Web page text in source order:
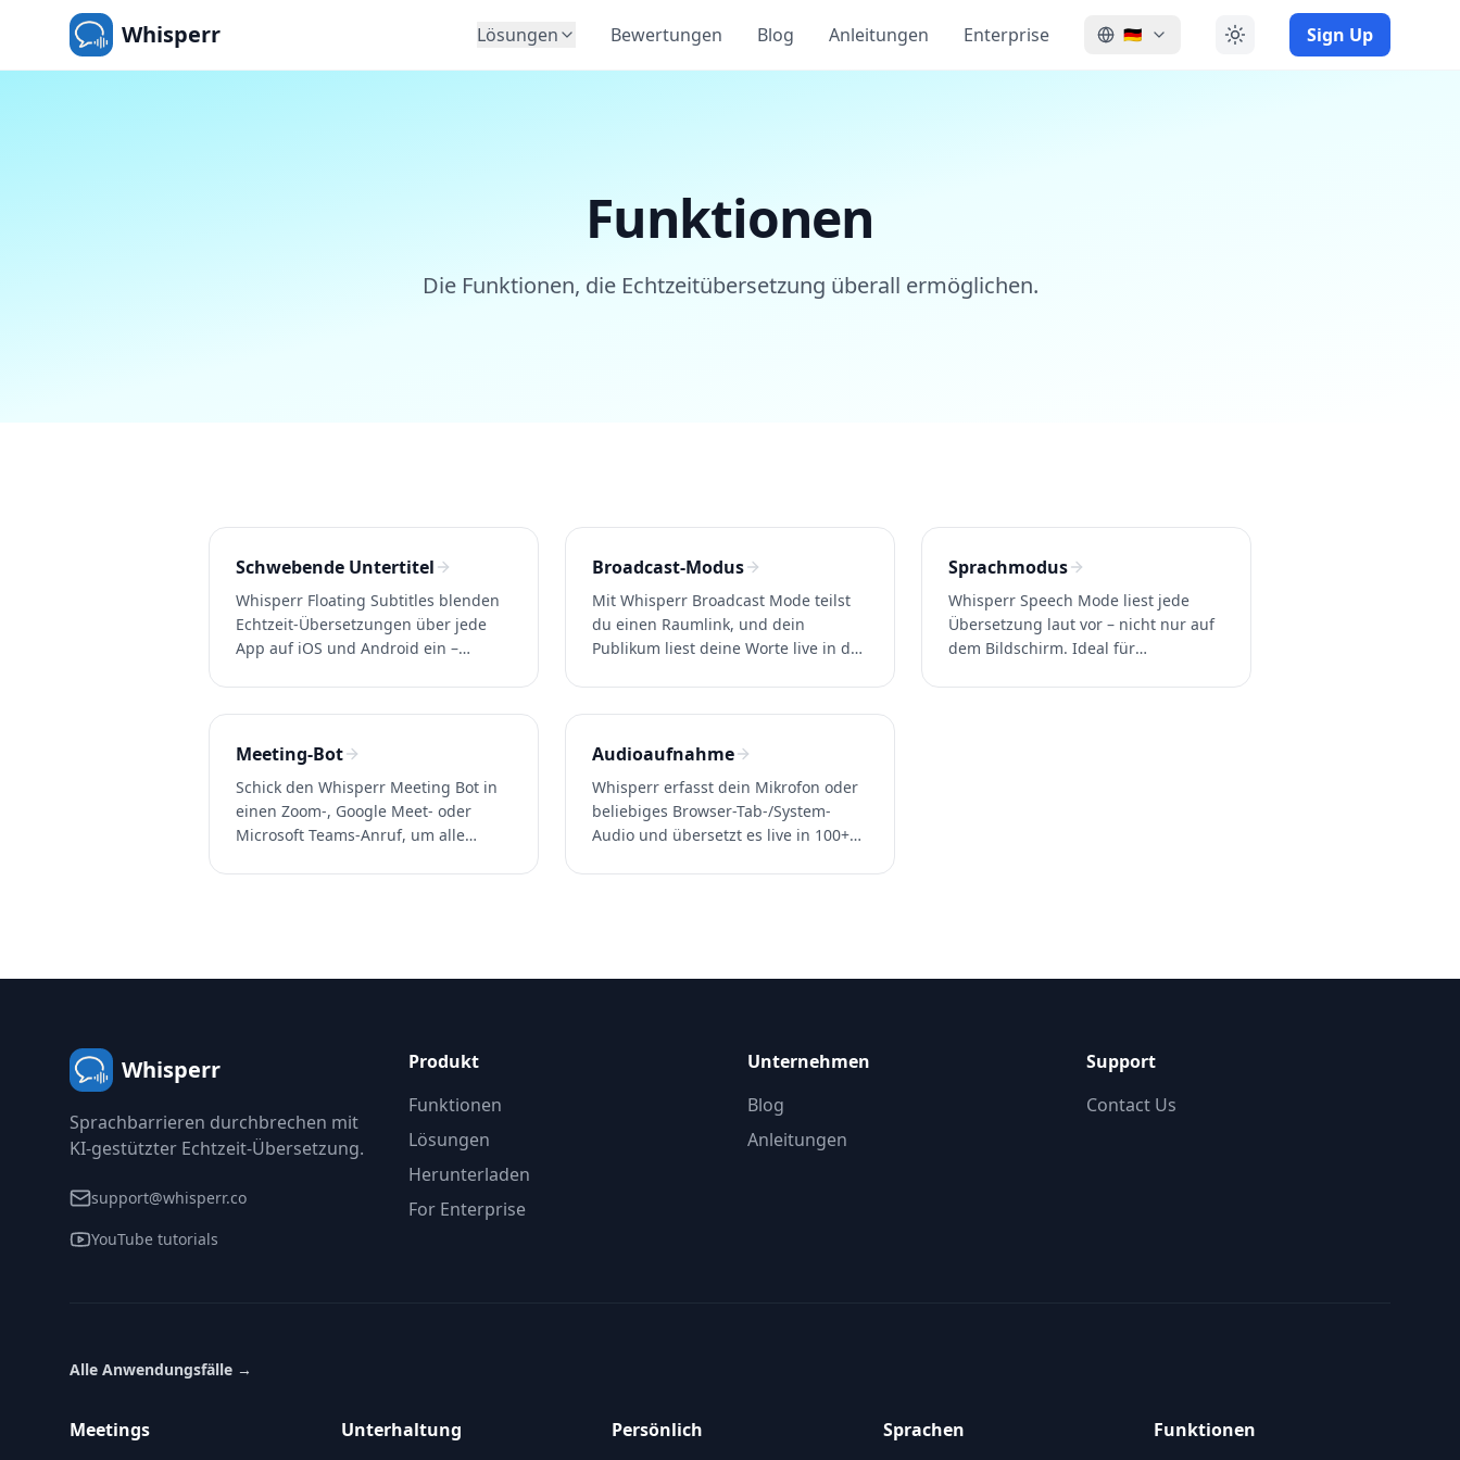
Whisperr Lösungen Bewertungen Blog Anleitungen Enterprise 🇩🇪 Sign Up
Funktionen
Die Funktionen, die Echtzeitübersetzung überall ermöglichen.
Schwebende Untertitel
Whisperr Floating Subtitles blenden
Echtzeit-Übersetzungen über jede
App auf iOS und Android ein –
Broadcast-Modus
Mit Whisperr Broadcast Mode teilst
du einen Raumlink, und dein
Publikum liest deine Worte live in der
Teams, Meet und Events.
Sprachmodus
Whisperr Speech Mode liest jede
Übersetzung laut vor – nicht nur auf
dem Bildschirm. Ideal für
Meeting-Bot
Schick den Whisperr Meeting Bot in
einen Zoom-, Google Meet- oder
Microsoft Teams-Anruf, um alle
Audioaufnahme
Whisperr erfasst dein Mikrofon oder
beliebiges Browser-Tab-/System-
Audio und übersetzt es live in 100+
Whisperr
Sprachbarrieren durchbrechen mit
KI-gestützter Echtzeit-Übersetzung.
support@whisperr.co
YouTube tutorials
Produkt
Funktionen
Lösungen
Herunterladen
For Enterprise
Unternehmen
Blog
Anleitungen
Support
Contact Us
Alle Anwendungsfälle →
Meetings Unterhaltung Persönlich Sprachen Funktionen